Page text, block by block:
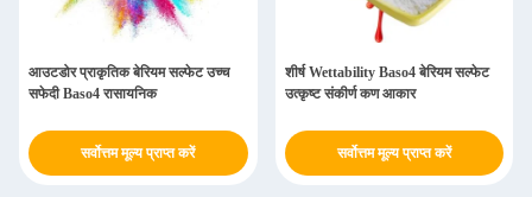
आउटडोर प्राकृतिक बेरियम सल्फेट उच्च
सफेदी Baso4 रासायनिक
सर्वोत्तम मूल्य प्राप्त करें
शीर्ष Wettability Baso4 बेरियम सल्फेट
उत्कृष्ट संकीर्ण कण आकार
सर्वोत्तम मूल्य प्राप्त करें